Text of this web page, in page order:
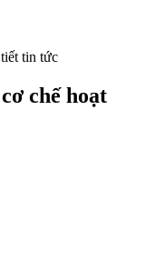
tin tức
chế hoạt